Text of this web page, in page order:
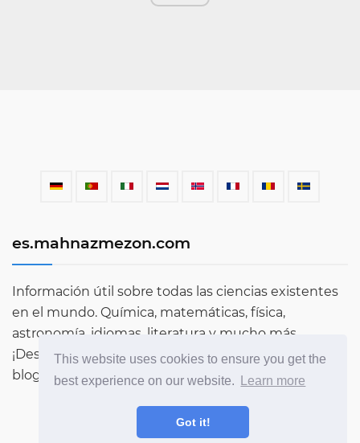
This website uses cookies to ensure you get the
best experience on our website.
Learn more
Got it!
es.mahnazmezon.com
Información útil sobre todas las ciencias existentes
en el mundo. Química, matemáticas, física,
astronomía, idiomas, literatura y mucho más.
¡Descubre más sobre el mundo a través de nuestro
blog!